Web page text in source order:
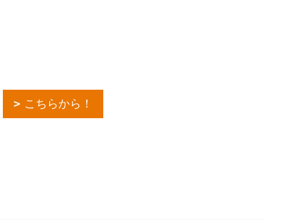
こちらから！